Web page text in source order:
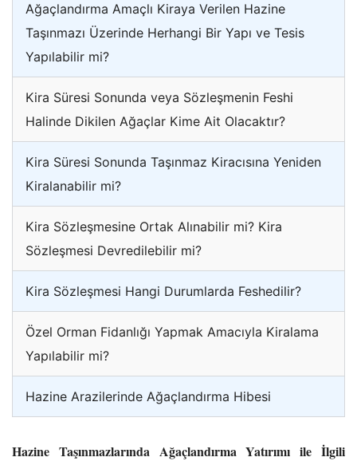
Ağaçlandırma Amaçlı Kiraya Verilen Hazine
Taşınmazı Üzerinde Herhangi Bir Yapı ve Tesis
Yapılabilir mi?
Kira Süresi Sonunda veya Sözleşmenin Feshi
Halinde Dikilen Ağaçlar Kime Ait Olacaktır?
Kira Süresi Sonunda Taşınmaz Kiracısına Yeniden
Kiralanabilir mi?
Kira Sözleşmesine Ortak Alınabilir mi? Kira
Sözleşmesi Devredilebilir mi?
Kira Sözleşmesi Hangi Durumlarda Feshedilir?
Özel Orman Fidanlığı Yapmak Amacıyla Kiralama
Yapılabilir mi?
Hazine Arazilerinde Ağaçlandırma Hibesi
Hazine Taşınmazlarında Ağaçlandırma Yatırımı ile İlgili